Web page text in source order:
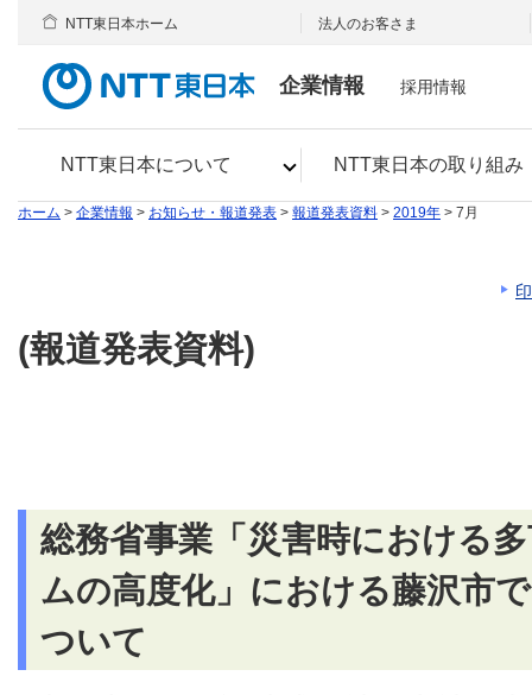
企業情報
NTT東日本について NTT東日本の取り組み
NTT東日本ホーム 法人のお客さま
採用情報
ホーム > 企業情報 > お知らせ・報道発表 > 報道発表資料 > 2019年 > 7月
(報道発表資料)
総務省事業「災害時における
ムの高度化」における藤沢市
ついて